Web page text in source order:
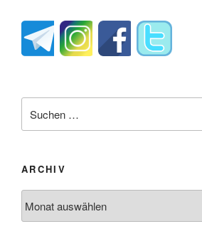
nach:
ARCHIV